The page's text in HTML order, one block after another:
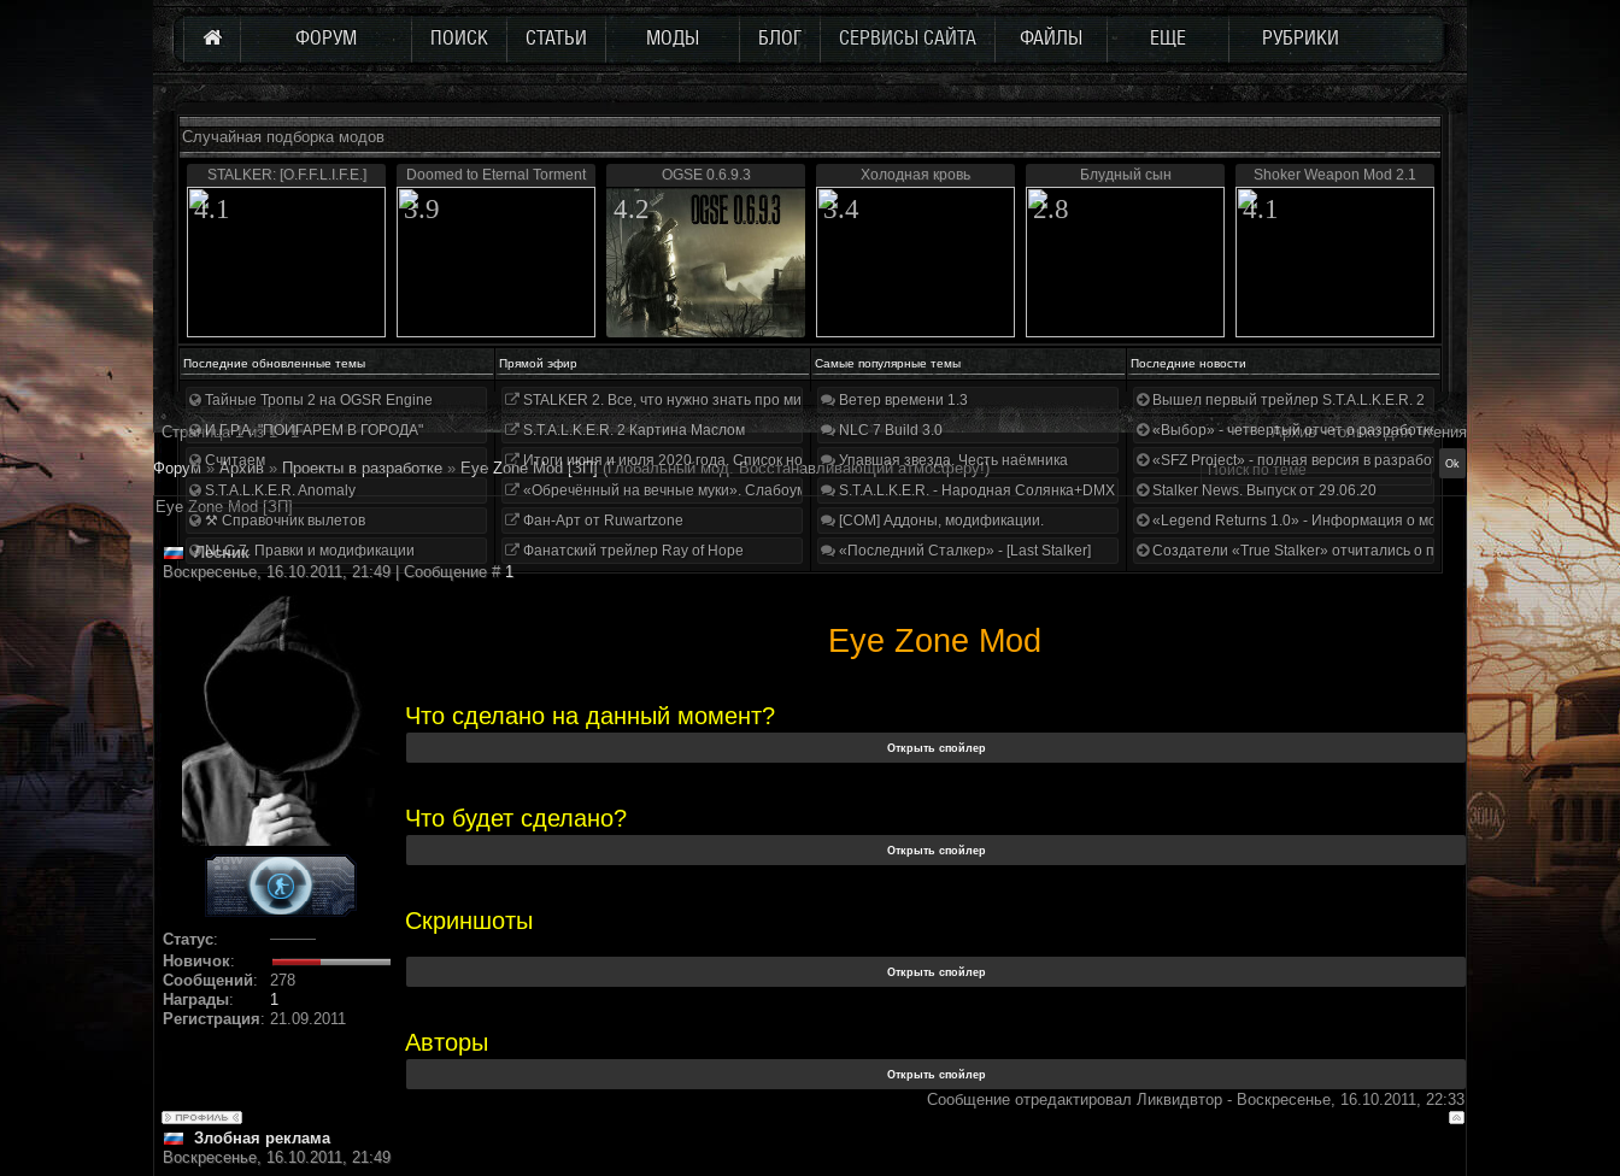
ФОРУМ ПОИСК СТАТЬИ МОДЫ БЛОГ СЕРВИСЫ САЙТА ФАЙЛЫ ЕЩЕ РУБРИКИ
Случайная подборка модов
STALKER: [O.F.F.L.I.F.E.]
4.1
Doomed to Eternal Torment
3.9
OGSE 0.6.9.3
4.2
Холодная кровь
3.4
Блудный сын
2.8
Shoker Weapon Mod 2.1
4.1
Последние обновленные темы Прямой эфир Самые популярные темы Последние новости
Тайные Тропы 2 на OGSR Engine
И.Г.Р.А. "ПОИГАРЕМ В ГОРОДА"
Считаем
S.T.A.L.K.E.R. Anomaly
⚒ Справочник вылетов
NLC 7. Правки и модификации
STALKER 2. Все, что нужно знать про мир, геймплей и сюжет | Разбор трейлера
S.T.A.L.K.E.R. 2 Картина Маслом
Итоги июня и июля 2020 года. Список нововведений
«Обречённый на вечные муки». Слабоумие и отвага
Фан-Арт от Ruwartzone
Фанатский трейлер Ray of Hope
Ветер времени 1.3
NLC 7 Build 3.0
Упавшая звезда. Честь наёмника
S.T.A.L.K.E.R. - Народная Солянка+DMX 1.3.5.ООП.МА.К.
[COM] Аддоны, модификации.
«Последний Сталкер» - [Last Stalker]
Вышел первый трейлер S.T.A.L.K.E.R. 2
«Выбор» - четвертый отчет о разработке!
«SFZ Project» - полная версия в разработке!
Stalker News. Выпуск от 29.06.20
«Legend Returns 1.0» - Информация о моде за июнь 2020
Создатели «True Stalker» отчитались о проделанной работе
Страница1из1 1
Архив - только для чтения
Форум » Архив » Проекты в разработке » Eye Zone Mod [ЗП] (Глобальный мод. Восстанавливающий атмосферу!)
Eye Zone Mod [ЗП]
Лесник
Воскресенье, 16.10.2011, 21:49 | Сообщение #1
Статус:
Новичок:
Сообщений:
278
Награды:
1
Регистрация: 21.09.2011
Eye Zone Mod
Что сделано на данный момент?
Что будет сделано?
Скриншоты
Авторы
Сообщение отредактировал Ликвидвтор - Воскресенье, 16.10.2011, 22:33
Злобная реклама
Воскресенье, 16.10.2011, 21:49